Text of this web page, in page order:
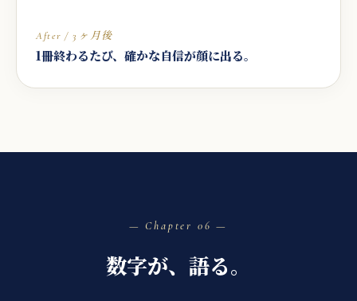
After / 3ヶ月後
1冊終わるたび、確かな自信が顔に出る。
06
数字が、語る。